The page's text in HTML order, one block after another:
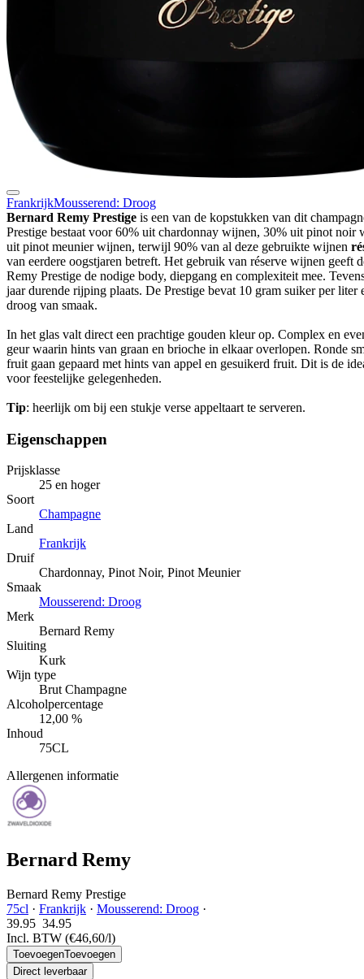
FrankrijkMousserend: Droog
Bernard Remy Prestige is een van de kopstukken van dit
Prestige bestaat voor 60% uit chardonnay wijnen, 30% uit pinot noir
uit pinot meunier wijnen, terwijl 90% van al deze gebruikte wijnen
van eerdere oogstjaren betreft. Het gebruik van réserve wijnen geeft
Remy Prestige de nodige body, diepgang en complexiteit mee.
jaar durende rijping plaats. De Prestige bevat 10 gram suiker per liter
droog van smaak.
In het glas valt direct een prachtige gouden kleur op. Complex en
geur waarin hints van graan en brioche in elkaar overlopen. Ronde
fruit gaan gepaard met hints van appel en gesuikerd fruit. Dit is de
voor feestelijke gelegenheden.
Tip: heerlijk om bij een stukje verse appeltaart te serveren.
Eigenschappen
Prijsklasse
25 en hoger
Soort
Champagne
Land
Frankrijk
Druif
Chardonnay, Pinot Noir, Pinot Meunier
Smaak
Mousserend: Droog
Merk
Bernard Remy
Sluiting
Kurk
Wijn type
Brut Champagne
Alcoholpercentage
12,00 %
Inhoud
75CL
Allergenen informatie
Bernard Remy
Bernard Remy Prestige
75cl · Frankrijk · Mousserend: Droog ·
39.95 34.95
Incl. BTW (€46,60/l)
ToevoegenToevoegen
Direct leverbaar